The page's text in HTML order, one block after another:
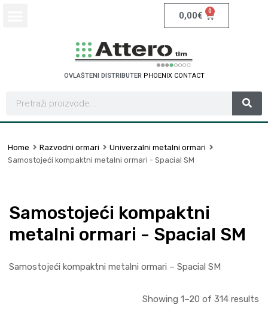
0,00€ 0
OVLAŠTENI DISTRIBUTER PHOENIX CONTACT
Home Razvodni ormari
Univerzalni metalni ormari
Samostojeći kompaktni metalni ormari - Spacial SM
Samostojeći kompaktni
metalni ormari - Spacial SM
Samostojeći kompaktni metalni ormari – Spacial SM
Showing 1–20 of 314 results